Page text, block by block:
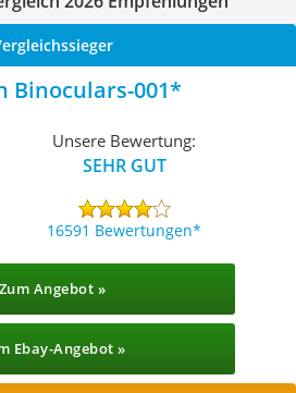
Binoculars-001
Unsere Bewertung:
SEHR GUT
16591 Bewertungen
Zum Angebot »
Ebay-Angebot »